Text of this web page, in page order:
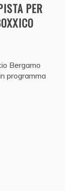
PER
Bergamo
programma